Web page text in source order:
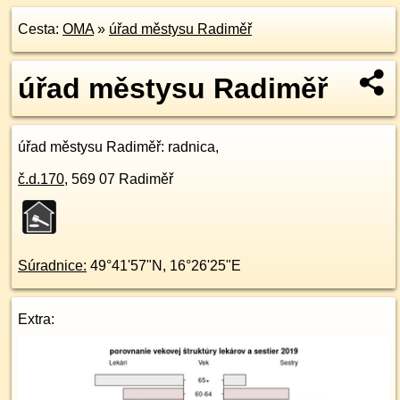
Cesta: OMA» úřad městysu Radiměř
úřad městysu Radiměř
úřad městysu Radiměř: radnica,
č.d.170, 569 07 Radiměř
Súradnice: 49°41'57"N , 16°26'25"E
Extra: